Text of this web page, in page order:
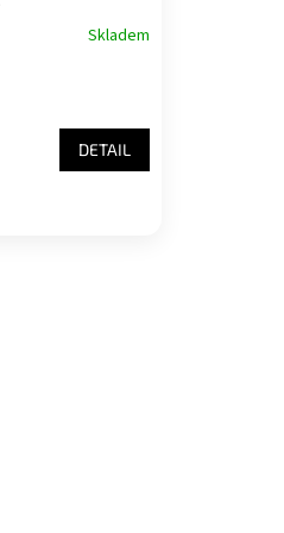
Skladem
DETAIL